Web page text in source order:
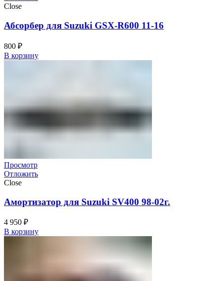
Close
Абсорбер для Suzuki GSX-R600 11-16
800 ₽
В корзину
Просмотр
Отложить
Close
Амортизатор для Suzuki SV400 98-02г.
4 950 ₽
В корзину